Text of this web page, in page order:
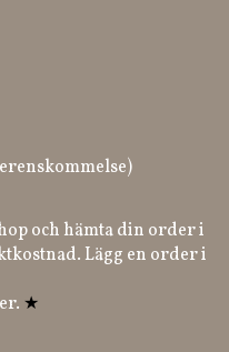
och hämta din order i
Lägg en order i
★